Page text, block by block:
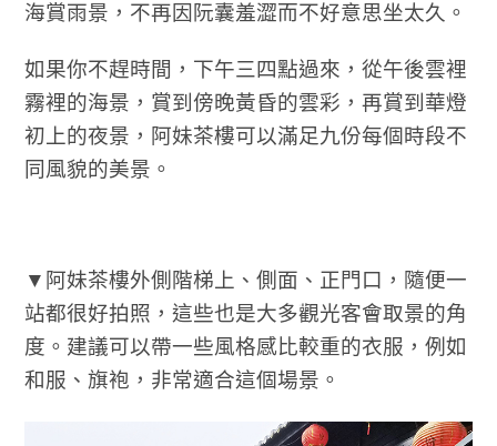
海賞雨景，不再因阮囊羞澀而不好意思坐太久。
如果你不趕時間，下午三四點過來，從午後雲裡
霧裡的海景，賞到傍晚黃昏的雲彩，再賞到華燈
初上的夜景，阿妹茶樓可以滿足九份每個時段不
同風貌的美景。
▼阿妹茶樓外側階梯上、側面、正門口，隨便一
站都很好拍照，這些也是大多觀光客會取景的角
度。建議可以帶一些風格感比較重的衣服，例如
和服、旗袍，非常適合這個場景。